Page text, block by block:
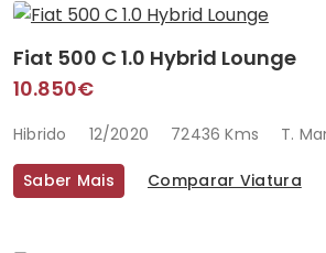
Fiat 500 C 1.0 Hybrid Lounge
10.850€
Hibrido 12/2020 72436 Kms T.
Saber Mais Comparar Viatura